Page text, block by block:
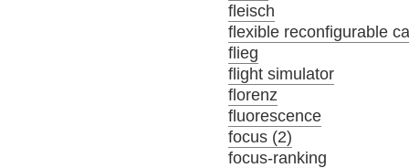
fleisch
flexible reconfigurable
flieg
flight simulator
florenz
fluorescence
focus (2)
focus-ranking